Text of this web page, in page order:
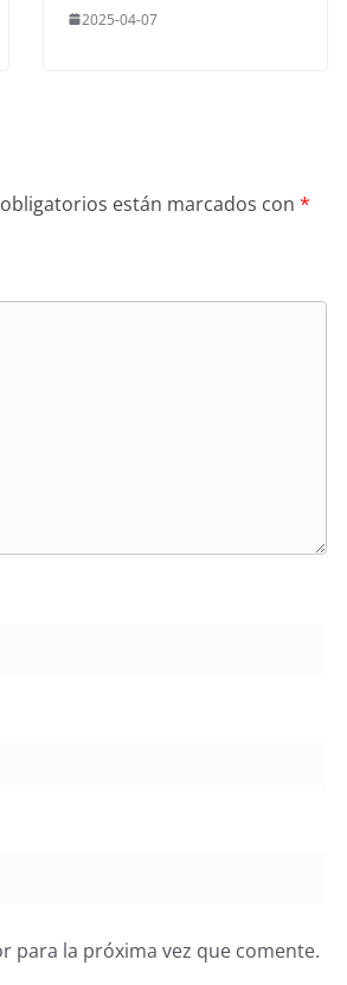
2025-04-07
están marcados con *
para la próxima vez que comente.